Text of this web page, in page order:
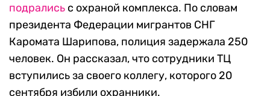
подрались с охраной комплекса. По словам
президента Федерации мигрантов СНГ
Каромата Шарипова, полиция задержала 250
человек. Он рассказал, что сотрудники ТЦ
вступились за своего коллегу, которого 20
сентября избили охранники.